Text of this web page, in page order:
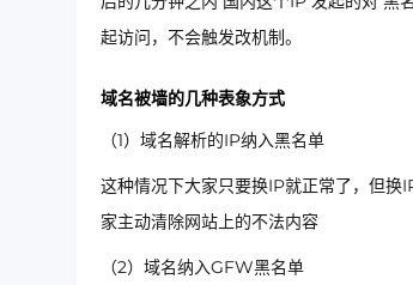
起访问，不会触发改机制。
域名被墙的几种表象方式
（1）域名解析的IP纳入黑名单
这种情况下大家只要换IP就正常了，但
家主动清除网站上的不法内容
（2）域名纳入GFW黑名单